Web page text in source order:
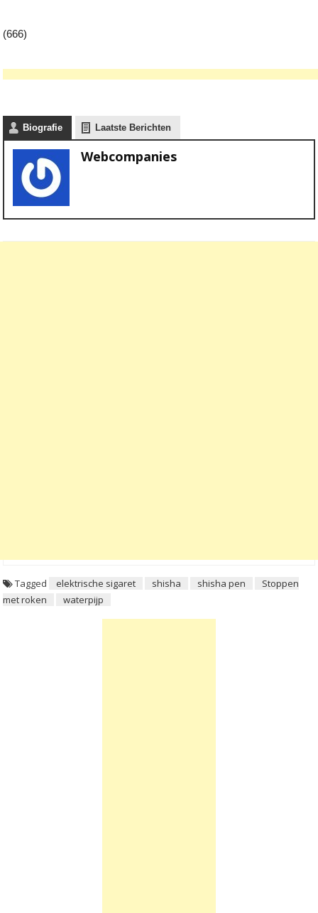
(666)
Biografie Laatste Berichten
Webcompanies
Tagged elektrische sigaret shisha shisha pen
Stoppen
met roken
waterpijp